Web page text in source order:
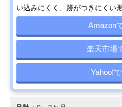
い込みにくく、跡がつきにくい
Amazon
楽天市場
Yahoo!